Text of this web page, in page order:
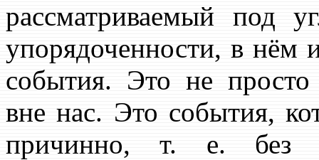
рассматриваемый под
упорядоченности, в нём
события. Это не просто
вне нас. Это события,
причинно, т. е. без